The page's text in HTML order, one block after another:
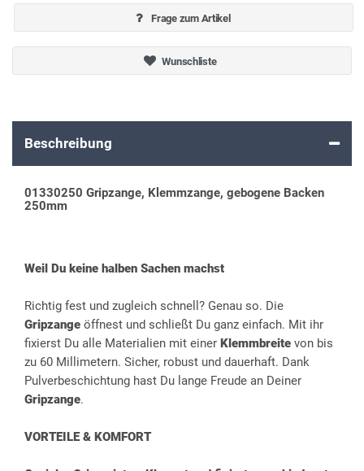
Frage zum Artikel
Wunschliste
Beschreibung
01330250 Gripzange, Klemmzange, gebogene Backen
250mm
Weil Du keine halben Sachen machst
Richtig fest und zugleich schnell? Genau so. Die
Gripzange öffnest und schließt Du ganz einfach. Mit ihr
fixierst Du alle Materialien mit einer Klemmbreite von bis
zu 60 Millimetern. Sicher, robust und dauerhaft. Dank
Pulverbeschichtung hast Du lange Freude an Deiner
Gripzange.
VORTEILE & KOMFORT